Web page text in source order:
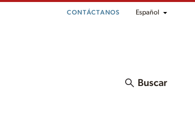
CONTÁCTANOS Español
Buscar